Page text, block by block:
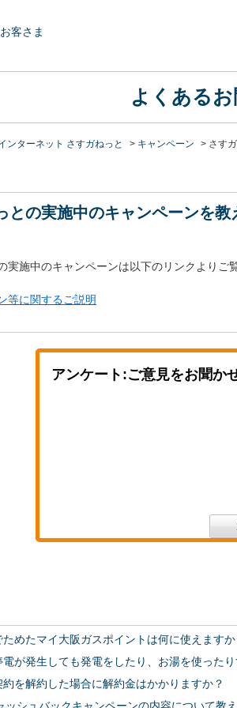
よくある
ンターネット さすガねっと > キャンペーン > さす
との実施中のキャンペーンを教
実施中のキャンペーンは以下のリンクよりご
等に関するご説明
アンケート:ご意見をお聞か
ためたマイ大阪ガスポイントは何に使えますか
が発生しても発電をしたり、お湯を使った
を解約した場合に解約金はかかりますか？